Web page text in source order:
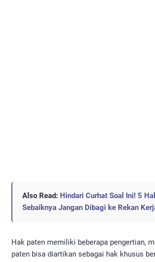
Also Read: Hindari Curhat Soal Ini! 5
Sebaiknya Jangan Dibagi ke Rekan
Hak paten memiliki beberapa pengertian,
paten bisa diartikan sebagai hak khusus